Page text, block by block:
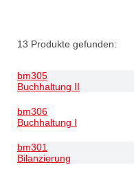
13 Produkte gefunden:
bm305
Buchhaltung II
bm306
Buchhaltung I
bm301
Bilanzierung